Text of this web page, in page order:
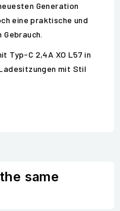
Generation
eine praktische und
Typ-C 2,4A XO L57 in
mit Stil
same